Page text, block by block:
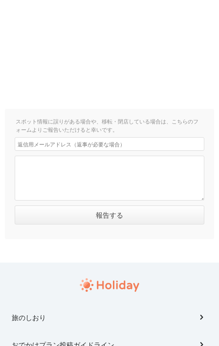
スポット情報に誤りがある場合や、移転・閉店している場合は、こちらのフ
ォームよりご報告いただけると幸いです。
旅のしおり